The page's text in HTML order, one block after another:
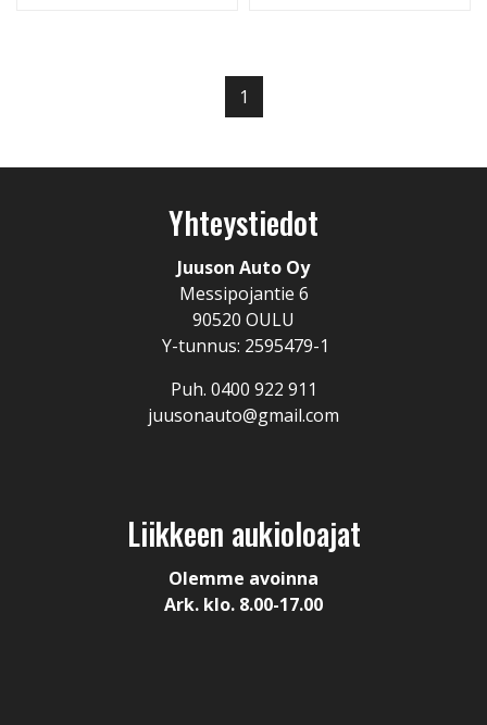
1
Yhteystiedot
Juuson Auto Oy
Messipojantie 6
90520 OULU
Y-tunnus: 2595479-1
Puh. 0400 922 911
juusonauto@gmail.com
Liikkeen aukioloajat
Olemme avoinna
Ark. klo. 8.00-17.00